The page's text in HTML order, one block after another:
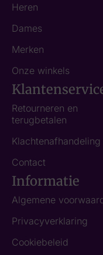
Heren
Dames
Merken
Onze winkels
Retourneren en
terugbetalen
Klachtenafhandeling
Contact
Informatie
Algemene
Privacyverklaring
Cookiebeleid